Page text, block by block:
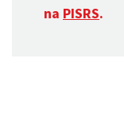
na PISRS.